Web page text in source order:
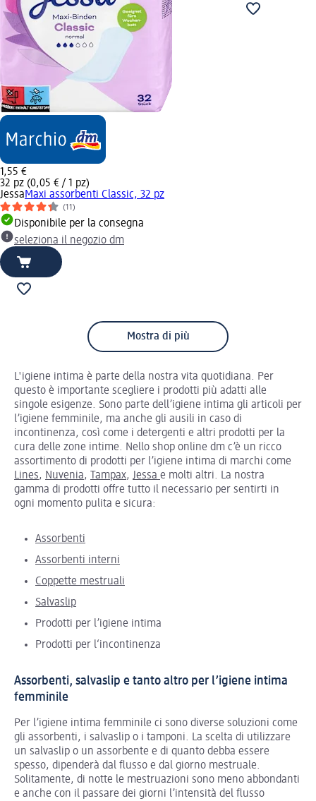
1,55 €
32 pz (0,05 € / 1 pz)
JessaMaxi assorbenti Classic, 32 pz
(11)
Disponibile per la consegna
seleziona il negozio dm
Mostra di più
L'igiene intima è parte della nostra vita quotidiana. Per
questo è importante scegliere i prodotti più adatti alle
singole esigenze. Sono parte dell’igiene intima gli articoli per
l’igiene femminile, ma anche gli ausili in caso di
incontinenza, così come i detergenti e altri prodotti per la
cura delle zone intime. Nello shop online dm c’è un ricco
assortimento di prodotti per l’igiene intima di marchi come
Lines, Nuvenia, Tampax, Jessa e molti altri. La nostra
gamma di prodotti offre tutto il necessario per sentirti in
ogni momento pulita e sicura:
Assorbenti
Assorbenti interni
Coppette mestruali
Salvaslip
Prodotti per l’igiene intima
Prodotti per l‘incontinenza
Assorbenti, salvaslip e tanto altro per l’igiene intima
femminile
Per l’igiene intima femminile ci sono diverse soluzioni come
gli assorbenti, i salvaslip o i tamponi. La scelta di utilizzare
un salvaslip o un assorbente e di quanto debba essere
spesso, dipenderà dal flusso e dal giorno mestruale.
Solitamente, di notte le mestruazioni sono meno abbondanti
e anche con il passare dei giorni l’intensità del flusso